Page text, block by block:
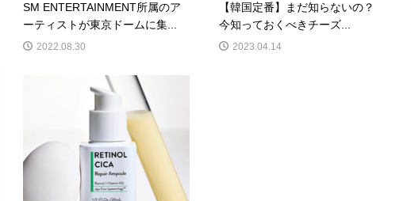
SM ENTERTAINMENT所属のア
ーティストが東京ドームに集...
2022.08.30
【韓国定番】まだ知らないの？
今知っておくべきチーズ...
2023.04.14